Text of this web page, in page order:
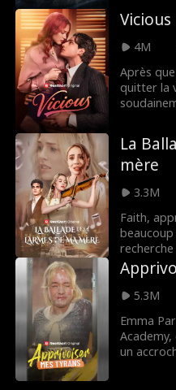
au
créature
que
l'Olympe
apparaît
justice
Aria
le passé
cruauté.
et
enchaîne
Vicious
4M
Après
quitter la
Vicious,
un
un
elle se
La
mère
3.3M
Faith,
découvre
déteste
5.3M
Emma
un